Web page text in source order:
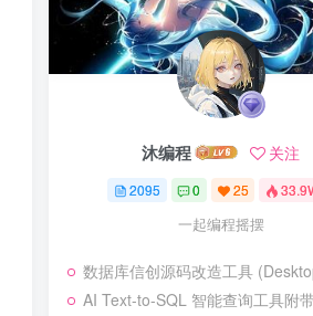
沐编程 关注
2095 0 25
一起编程摇摆
数据库信创源码改造工具
AI Text-to-SQL 智能查询工具附